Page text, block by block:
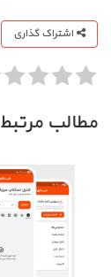
اشتراک گذاری
مطالب مرتبط